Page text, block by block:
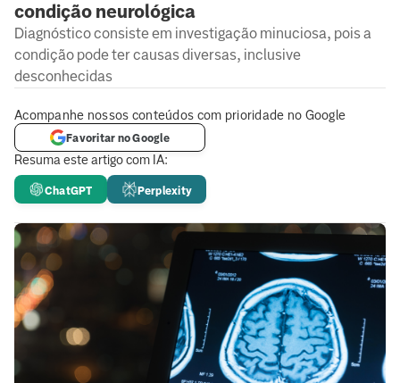
condição neurológica
Diagnóstico consiste em investigação minuciosa, pois a
condição pode ter causas diversas, inclusive
desconhecidas
Resuma este artigo com IA:
ChatGPT Perplexity
Acompanhe nossos conteúdos com prioridade no Google
Favoritar no Google